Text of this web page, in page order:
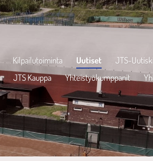
Kilpailutoiminta Uutiset
JTS-
JTS Kauppa Yhteistyökumppanit